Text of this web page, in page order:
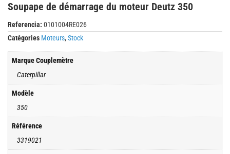
Soupape de démarrage du moteur Deutz 350
Referencia: 0101004RE026
Catégories Moteurs, Stock
Marque Couplemètre
Caterpillar
Modèle
350
Référence
3319021